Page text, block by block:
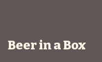
Beer in a Box